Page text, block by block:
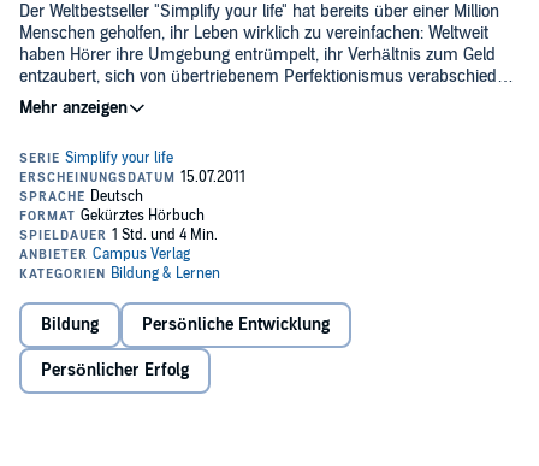
Der Weltbestseller "Simplify your life" hat bereits über einer Million
Menschen geholfen, ihr Leben wirklich zu vereinfachen: Weltweit
haben Hörer ihre Umgebung entrümpelt, ihr Verhältnis zum Geld
entzaubert, sich von übertriebenem Perfektionismus verabschiedet
oder das Thema Fitness entkrampft. In dieser neuen Reihe geben
Marion und Werner Tiki Küstenmacher nun Spezialtipps für die
bergen.©2004 Campus Verlag (P)2004 Campus Verlag
Bildung Persönliche Entwicklung
Persönlicher Erfolg